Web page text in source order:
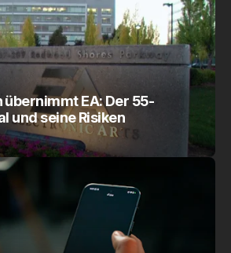
EA: Der 55-
und seine Risiken